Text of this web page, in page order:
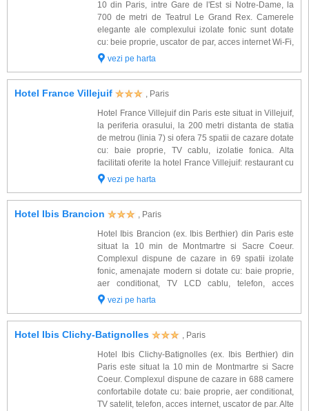
Atmosfera boema este intretinuta in toate anotimpurile de renumitele
restaurante, baruri, cafenele si terase.
Imprejurimile Parisului va pot atrage prin: Castelul Versailles, Castelele
Marele si Micul Trianon, Castelul Vaux-le-Vicomte, Muzeul Conde-Castelul
Chantilly, Castelul Fontainbleau, Disneyland Paris.
10 din Paris, intre Gare de l'Est si Notre-Dame, la
700 de metri de Teatrul Le Grand Rex. Camerele
elegante ale complexului izolate fonic sunt dotate
cu: beie proprie, uscator de par, acces internet Wi-Fi,
aparat de cafea, Tv satelit, iPod docking station. Alte
vezi pe harta
Hotel France Villejuif
, Paris
Hotel France Villejuif din Paris este situat in Villejuif,
la periferia orasului, la 200 metri distanta de statia
de metrou (linia 7) si ofera 75 spatii de cazare dotate
cu: baie proprie, TV cablu, izolatie fonica. Alta
facilitati oferite la hotel France Villejuif: restaurant cu
specific traditional, bar de zi, terasa, parcare
vezi pe harta
Hotel Ibis Brancion
, Paris
Hotel Ibis Brancion (ex. Ibis Berthier) din Paris este
situat la 10 min de Montmartre si Sacre Coeur.
Complexul dispune de cazare in 69 spatii izolate
fonic, amenajate modern si dotate cu: baie proprie,
aer conditionat, TV LCD cablu, telefon, acces
internet WiFi, seif. Alte facilitati de care veti beneficia
vezi pe harta
Hotel Ibis Clichy-Batignolles
, Paris
Hotel Ibis Clichy-Batignolles (ex. Ibis Berthier) din
Paris este situat la 10 min de Montmartre si Sacre
Coeur. Complexul dispune de cazare in 688 camere
confortabile dotate cu: baie proprie, aer conditionat,
TV satelit, telefon, acces internet, uscator de par. Alte